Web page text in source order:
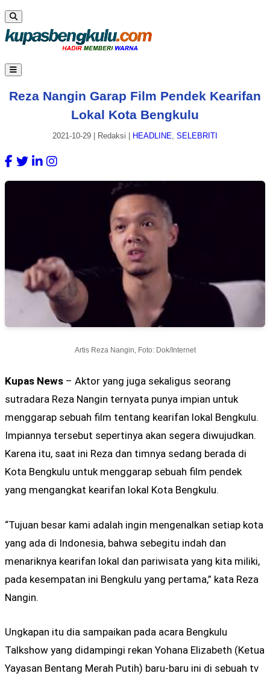
Reza Nangin Garap Film Pendek Kearifan
Lokal Kota Bengkulu
2021-10-29 Redaksi HEADLINE, SELEBRITI
Artis Reza Nangin, Foto: Dok/Internet
Kupas News – Aktor yang juga sekaligus seorang
sutradara Reza Nangin ternyata punya impian untuk
menggarap sebuah film tentang kearifan lokal Bengkulu.
Impiannya tersebut sepertinya akan segera diwujudkan.
Karena itu, saat ini Reza dan timnya sedang berada di
Kota Bengkulu untuk menggarap sebuah film pendek
yang mengangkat kearifan lokal Kota Bengkulu.
“Tujuan besar kami adalah ingin mengenalkan setiap kota
yang ada di Indonesia, bahwa sebegitu indah dan
menariknya kearifan lokal dan pariwisata yang kita miliki,
pada kesempatan ini Bengkulu yang pertama,” kata Reza
Nangin.
Ungkapan itu dia sampaikan pada acara Bengkulu
Talkshow yang didampingi rekan Yohana Elizabeth (Ketua
Yayasan Bentang Merah Putih) baru-baru ini di sebuah tv